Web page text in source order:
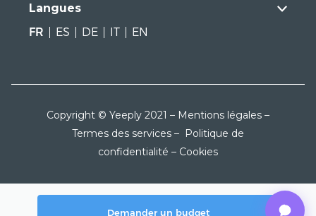
Langues
FR
ES DE IT EN
Demander un budget
Copyright © Yeeply 2021 – Mentions légales –
Termes des services – Politique de
confidentialité – Cookies